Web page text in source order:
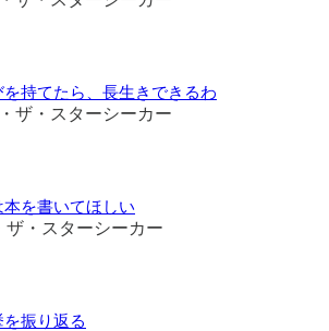
持てたら、長生きできるわ
ザ・スターシーカー
を書いてほしい
ザ・スターシーカー
振り返る